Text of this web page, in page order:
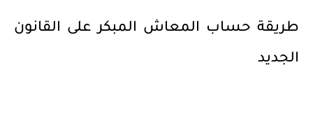
طريقة حساب المعاش المبكر على القانون
الجديد